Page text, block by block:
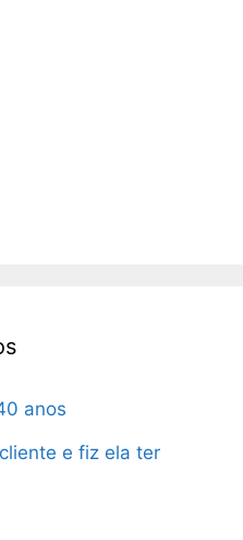
anos
e fiz ela ter